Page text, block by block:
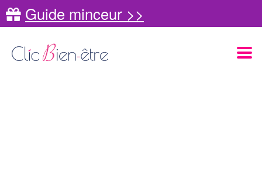
Guide minceur >>